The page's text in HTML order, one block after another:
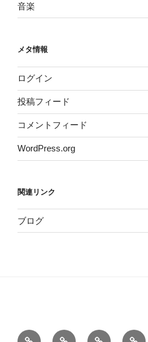
音楽
メタ情報
ログイン
投稿フィード
コメントフィード
WordPress.org
関連リンク
ブログ
ホ サ こ お